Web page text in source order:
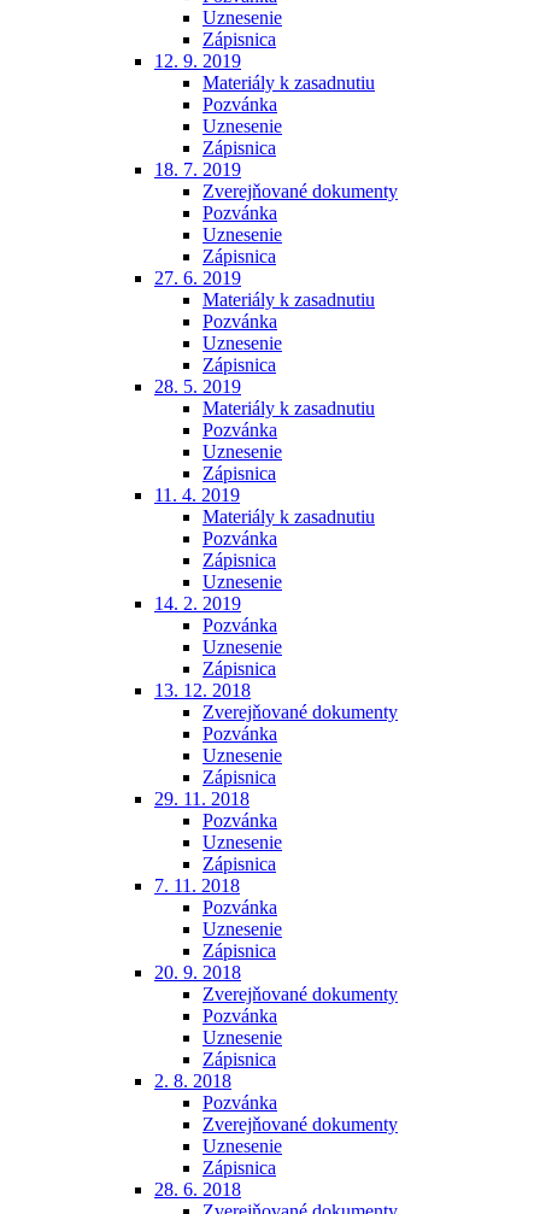
Uznesenie
Zápisnica
12. 9. 2019
Materiály k zasadnutiu
Pozvánka
Uznesenie
Zápisnica
18. 7. 2019
Zverejňované dokumenty
Pozvánka
Uznesenie
Zápisnica
27. 6. 2019
Materiály k zasadnutiu
Pozvánka
Uznesenie
Zápisnica
28. 5. 2019
Materiály k zasadnutiu
Pozvánka
Uznesenie
Zápisnica
11. 4. 2019
Materiály k zasadnutiu
Pozvánka
Zápisnica
Uznesenie
14. 2. 2019
Pozvánka
Uznesenie
Zápisnica
13. 12. 2018
Zverejňované dokumenty
Pozvánka
Uznesenie
Zápisnica
29. 11. 2018
Pozvánka
Uznesenie
Zápisnica
7. 11. 2018
Pozvánka
Uznesenie
Zápisnica
20. 9. 2018
Zverejňované dokumenty
Pozvánka
Uznesenie
Zápisnica
2. 8. 2018
Pozvánka
Zverejňované dokumenty
Uznesenie
Zápisnica
28. 6. 2018